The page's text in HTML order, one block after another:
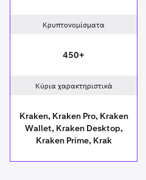
Κρυπτονομίσματα
450+
Κύρια χαρακτηριστικά
Kraken, Kraken Pro, Kraken
Wallet, Kraken Desktop,
Kraken Prime, Krak